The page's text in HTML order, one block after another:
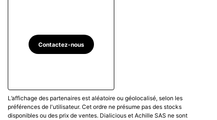
Contactez-nous
L’affichage des partenaires est aléatoire ou géolocalisé, selon les
préférences de l'utilisateur. Cet ordre ne présume pas des stocks
disponibles ou des prix de ventes. Dialicious et Achille SAS ne sont